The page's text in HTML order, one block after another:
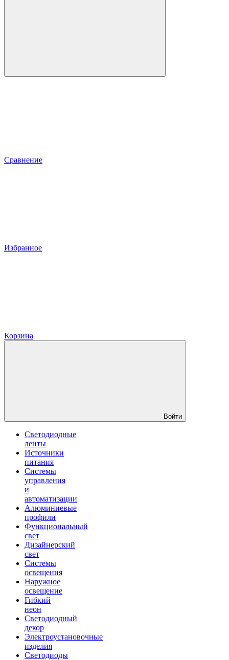
Сравнение
Избранное
Корзина
Войти
Светодиодные
ленты
Источники
питания
Системы
управления
и
автоматизации
Алюминиевые
профили
Функциональный
свет
Дизайнерский
свет
Системы
освещения
Наружное
освещение
Гибкий
неон
Светодиодный
декор
Электроустановочные
изделия
Светодиоды